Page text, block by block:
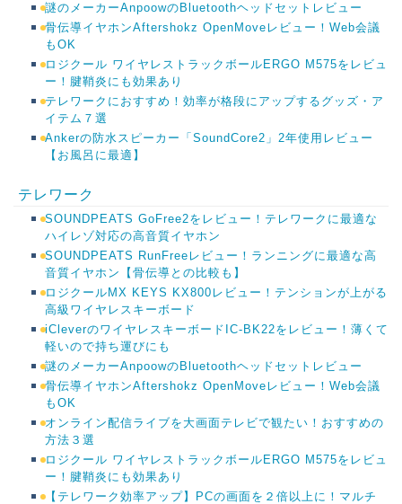
謎のメーカーAnpoowのBluetoothヘッドセットレビュー
骨伝導イヤホンAftershokz OpenMoveレビュー！Web会議
もOK
ロジクール ワイヤレストラックボールERGO M575をレビュ
ー！腱鞘炎にも効果あり
テレワークにおすすめ！効率が格段にアップするグッズ・ア
イテム７選
Ankerの防水スピーカー「SoundCore2」2年使用レビュー
【お風呂に最適】
テレワーク
SOUNDPEATS GoFree2をレビュー！テレワークに最適な
ハイレゾ対応の高音質イヤホン
SOUNDPEATS RunFreeレビュー！ランニングに最適な高
音質イヤホン【骨伝導との比較も】
ロジクールMX KEYS KX800レビュー！テンションが上がる
高級ワイヤレスキーボード
iCleverのワイヤレスキーボードIC-BK22をレビュー！薄くて
軽いので持ち運びにも
謎のメーカーAnpoowのBluetoothヘッドセットレビュー
骨伝導イヤホンAftershokz OpenMoveレビュー！Web会議
もOK
オンライン配信ライブを大画面テレビで観たい！おすすめの
方法３選
ロジクール ワイヤレストラックボールERGO M575をレビュ
ー！腱鞘炎にも効果あり
【テレワーク効率アップ】PCの画面を２倍以上に！マルチ